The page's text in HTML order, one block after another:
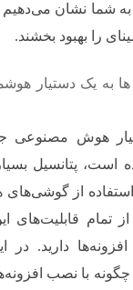
به شما نشان می‌دهیم
را بهبود بخشند.
ها به یک دستیار
هوش مصنوعی
پتانسیل بسیار
از گوشی‌های
تمام قابلیت‌های
دارید. در
با نصب